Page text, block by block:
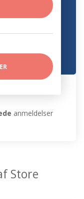
anmeldelser
Store